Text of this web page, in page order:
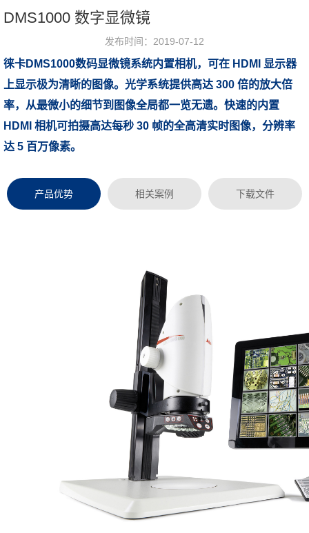
DMS1000 数字显微镜
发布时间：2019-07-12
浏览次数：
徕卡DMS1000数码显微镜系统内置相机，可在 HDMI 显示器
上显示极为清晰的图像。光学系统提供高达 300 倍的放大倍
率，从最微小的细节到图像全局都一览无遗。快速的内置
HDMI 相机可拍摄高达每秒 30 帧的全高清实时图像，分辨率
达 5 百万像素。
产品优势 相关案例 下载文件